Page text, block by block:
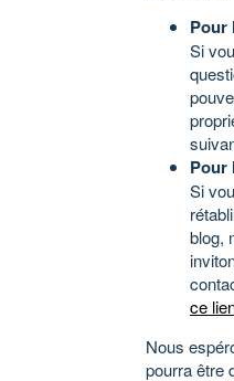
Pour
Si
Pour
Si
blog,
ce
Nous
pourra être